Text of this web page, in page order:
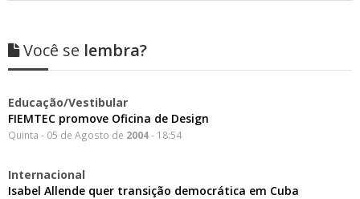
Você se lembra?
Educação/Vestibular
FIEMTEC promove Oficina de Design
Quinta - 05 de Agosto de 2004- 18:54
Internacional
Isabel Allende quer transição democrática em Cuba